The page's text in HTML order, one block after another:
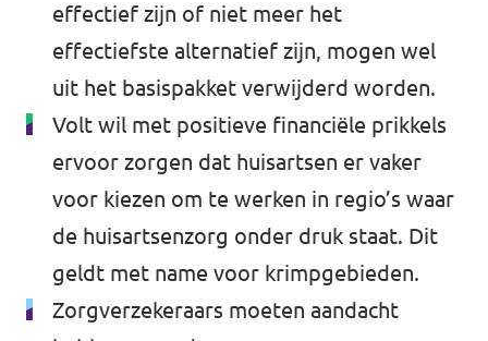
effectief zijn of niet meer het
effectiefste alternatief zijn, mogen wel
uit het basispakket verwijderd worden.
Volt wil met positieve financiële prikkels
ervoor zorgen dat huisartsen er vaker
voor kiezen om te werken in regio’s waar
de huisartsenzorg onder druk staat. Dit
geldt met name voor krimpgebieden.
Zorgverzekeraars moeten aandacht